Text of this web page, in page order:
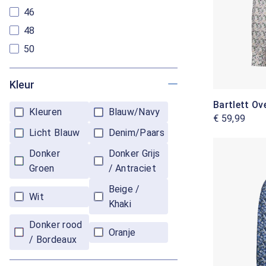
46
48
50
Kleur
Kleuren
Blauw/Navy
Licht Blauw
Denim/Paars
Donker
Groen
Donker Grijs
/ Antraciet
Wit
Beige /
Khaki
Donker rood
/ Bordeaux
Oranje
Bartlett
€ 59,99